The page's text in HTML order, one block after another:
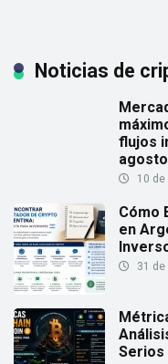
Noticias de
flujos
10
Cómo
en
31
Serios